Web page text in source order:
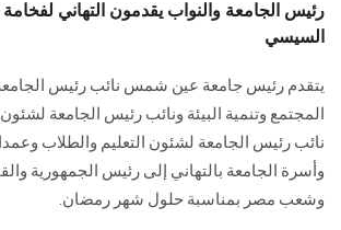
رئيس الجامعة والنواب يقدمون التهاني لفخامة
السيسي
يتقدم رئيس جامعة عين شمس نائب رئيس
المجتمع وتنمية البيئة ونائب رئيس الجامعة
نائب رئيس الجامعة لشئون التعليم والطلاب
وأسرة الجامعة بالتهاني إلى رئيس الجمهورية
وشعب مصر بمناسبة حلول شهر رمضان.